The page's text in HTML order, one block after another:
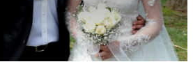
Oynat